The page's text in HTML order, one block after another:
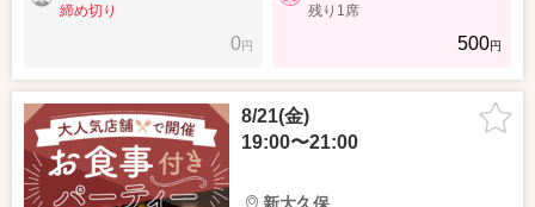
締め切り
0円
残り1席
500円
8/21(金)
19:00〜21:00